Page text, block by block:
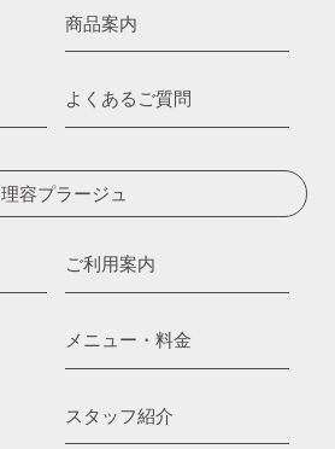
商品案内
よくあるご質問
理容プラージュ
ご利用案内
メニュー・料金
スタッフ紹介